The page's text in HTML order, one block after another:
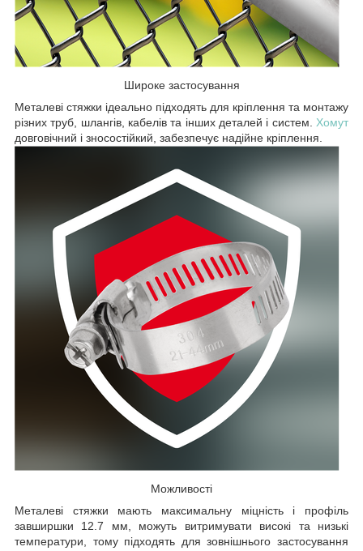
Широке застосування
Металеві стяжки ідеально підходять для кріплення та монтажу
різних труб, шлангів, кабелів та інших деталей і систем. Хомут
довговічний і зносостійкий, забезпечує надійне кріплення.
Можливості
Металеві стяжки мають максимальну міцність і профіль
завширшки 12.7 мм, можуть витримувати високі та низькі
температури, тому підходять для зовнішнього застосування